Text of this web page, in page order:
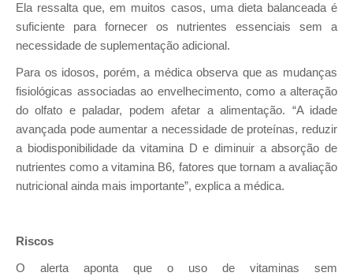
Ela ressalta que, em muitos casos, uma dieta balanceada é
suficiente para fornecer os nutrientes essenciais sem a
necessidade de suplementação adicional.
Para os idosos, porém, a médica observa que as mudanças
fisiológicas associadas ao envelhecimento, como a alteração
do olfato e paladar, podem afetar a alimentação. “A idade
avançada pode aumentar a necessidade de proteínas, reduzir
a biodisponibilidade da vitamina D e diminuir a absorção de
nutrientes como a vitamina B6, fatores que tornam a avaliação
nutricional ainda mais importante”, explica a médica.
Riscos
O alerta aponta que
o uso de vitaminas sem